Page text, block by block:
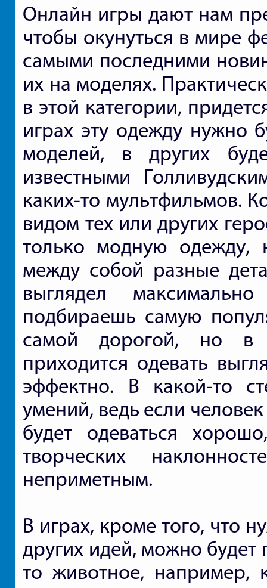
Онлайн игры дают нам
чтобы окунуться в мире
самыми последними
их на моделях.
в этой категории,
играх эту одежду нужно
моделей, в других
известными
каких-то мультфильмов.
видом тех или других
только модную одежду,
между собой разные
выглядел
подбираешь самую
самой дорогой, но в
приходится одевать
эффектно. В какой-то
умений, ведь если
будет одеваться
творческих
неприметным.
В играх, кроме того, что
других идей, можно
то животное, например,